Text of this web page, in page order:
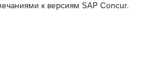
к версиям SAP Concur.